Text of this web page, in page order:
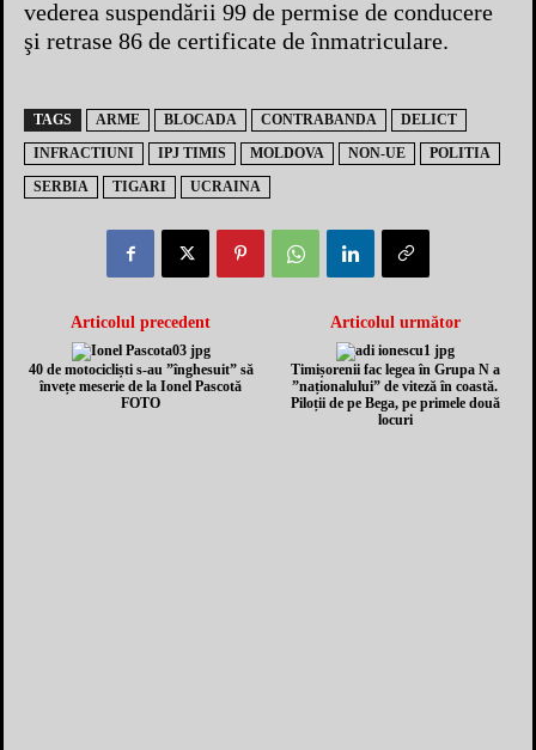
vederea suspendării 99 de permise de conducere
şi retrase 86 de certificate de înmatriculare.
TAGS ARME BLOCADA CONTRABANDA
DELICT
INFRACTIUNI
IPJ TIMIS MOLDOVA NON-UE
POLITIA
SERBIA
TIGARI UCRAINA
Articolul precedent
40 de motocicliști s-au ”înghesuit” să
învețe meserie de la Ionel Pascotă
FOTO
Articolul următor
Timișorenii fac legea în Grupa N a
”naționalului” de viteză în coastă.
Piloții de pe Bega, pe primele două
locuri